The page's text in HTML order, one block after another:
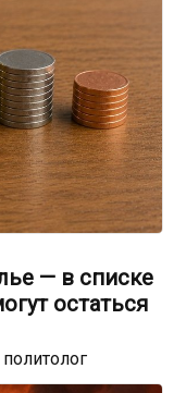
— в списке
остаться